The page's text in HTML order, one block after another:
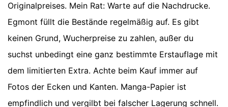
Originalpreises. Mein Rat: Warte auf die Nachdrucke.
Egmont füllt die Bestände regelmäßig auf. Es gibt
keinen Grund, Wucherpreise zu zahlen, außer du
suchst unbedingt eine ganz bestimmte Erstauflage mit
dem limitierten Extra. Achte beim Kauf immer auf
Fotos der Ecken und Kanten. Manga-Papier ist
empfindlich und vergilbt bei falscher Lagerung schnell.